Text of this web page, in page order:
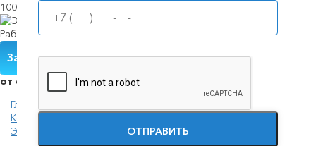
100% анонимность
Работаемкруглосуточно
Закодироваться от алкоголизма
от 6 000 руб.
Главная
Кодирование
Эспераль
ОТПРАВИТЬ